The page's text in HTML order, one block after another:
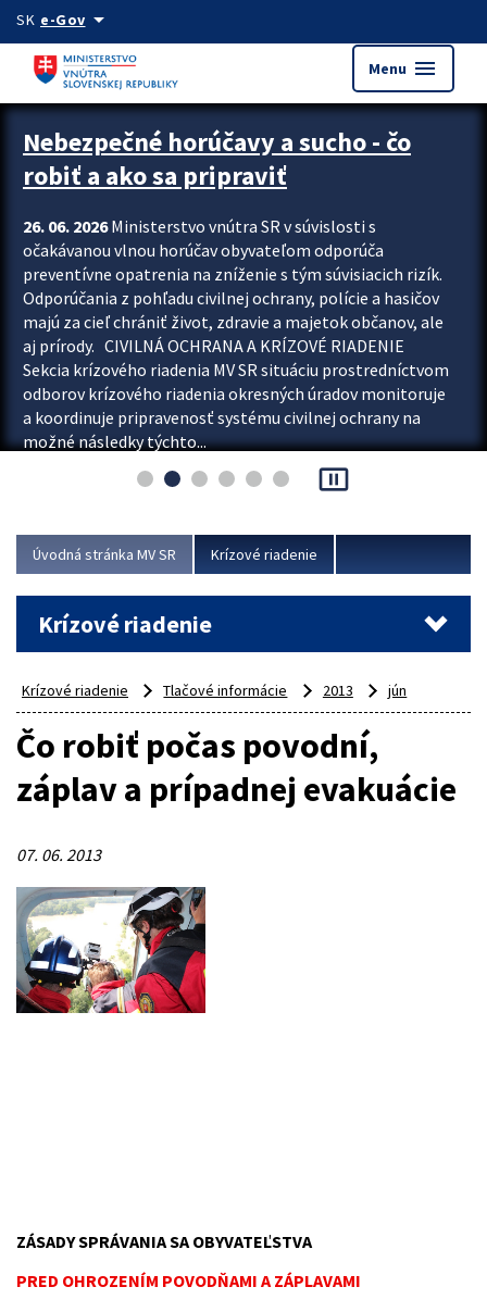
Preskocit na hlavný obsah
SK e-Govarrow_drop_down
Menu menu
Zastavit automatický posun upútavok
Nebezpečné horúčavy a sucho - čo
robiť a ako sa pripraviť
26. 06. 2026Ministerstvo vnútra SR v súvislosti s
očakávanou vlnou horúčav obyvateľom odporúča
preventívne opatrenia na zníženie s tým súvisiacich rizík.
Odporúčania z pohľadu civilnej ochrany, polície a hasičov
majú za cieľ chrániť život, zdravie a majetok občanov, ale
aj prírody. CIVILNÁ OCHRANA A KRÍZOVÉ RIADENIE
Sekcia krízového riadenia MV SR situáciu prostredníctvom
odborov krízového riadenia okresných úradov monitoruje
a koordinuje pripravenosť systému civilnej ochrany na
možné následky týchto...
pause_presentation
Úvodná stránka MV SR Krízové riadenie
Krízové riadenie
Krízové riadenie Tlačové informácie 2013 jún
Čo robiť počas povodní,
záplav a prípadnej evakuácie
07. 06. 2013
ZÁSADY SPRÁVANIA SA OBYVATEĽSTVA
PRED OHROZENÍM POVODŇAMI A ZÁPLAVAMI